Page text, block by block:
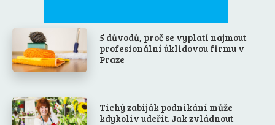
5 důvodů, proč se vyplatí najmout
profesionální úklidovou firmu v
Praze
Tichý zabiják podnikání může
kdykoliv udeřit. Jak zvládnout